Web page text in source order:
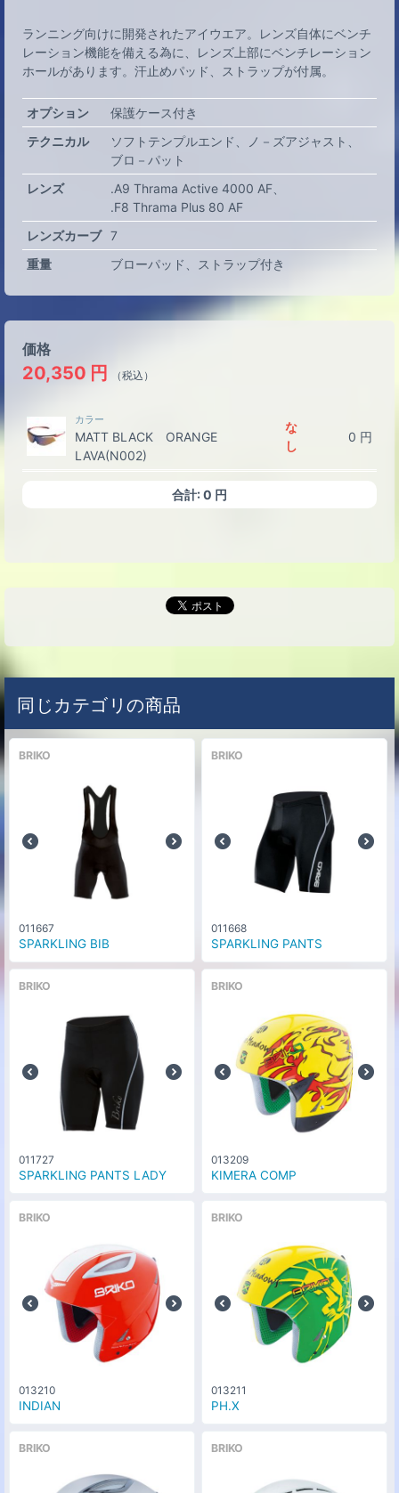
ランニング向けに開発されたアイウエア。レンズ自体にベンチ
レーション機能を備える為に、レンズ上部にベンチレーション
ホールがあります。汗止めパッド、ストラップが付属。
オプション
保護ケース付き
テクニカル
ソフトテンプルエンド
ノ－ズアジャスト
ブロ－パット
レンズ
.A9 Thrama Active 4000 AF
.F8 Thrama Plus 80 AF
レンズカーブ 7
重量
ブローパッド、ストラップ付き
価格
20,350 円 （税込）
カラー
MATT BLACK ORANGE
LAVA(N002)
な
し
0 円
合計:0 円
同じカテゴリの商品
BRIKO
011667
SPARKLING BIB
BRIKO
011668
SPARKLING PANTS
BRIKO
011727
SPARKLING PANTS LADY
BRIKO
013209
KIMERA COMP
BRIKO
013210
INDIAN
BRIKO
013211
PH.X
BRIKO BRIKO